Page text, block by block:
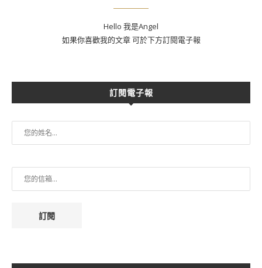
Hello 我是Angel
如果你喜歡我的文章 可於下方訂閱電子報
訂閱電子報
訂閱